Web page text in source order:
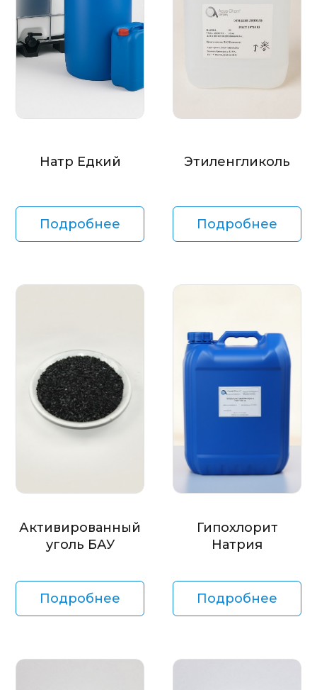
Натр Едкий
Подробнее
Этиленгликоль
Подробнее
Активированный
уголь БАУ
Подробнее
Гипохлорит
Натрия
Подробнее